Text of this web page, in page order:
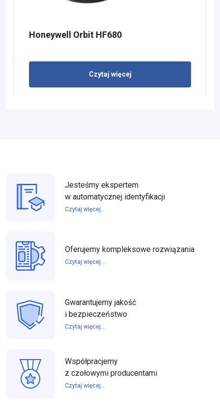
Honeywell Orbit HF680
Czytaj więcej
Jesteśmy ekspertem
w automatycznej identyfikacji
Czytaj więcej...
Oferujemy kompleksowe rozwiązania
Czytaj więcej...
Gwarantujemy jakość
i bezpieczeństwo
Czytaj więcej...
Współpracjemy
z czołowymi producentami
Czytaj więcej...